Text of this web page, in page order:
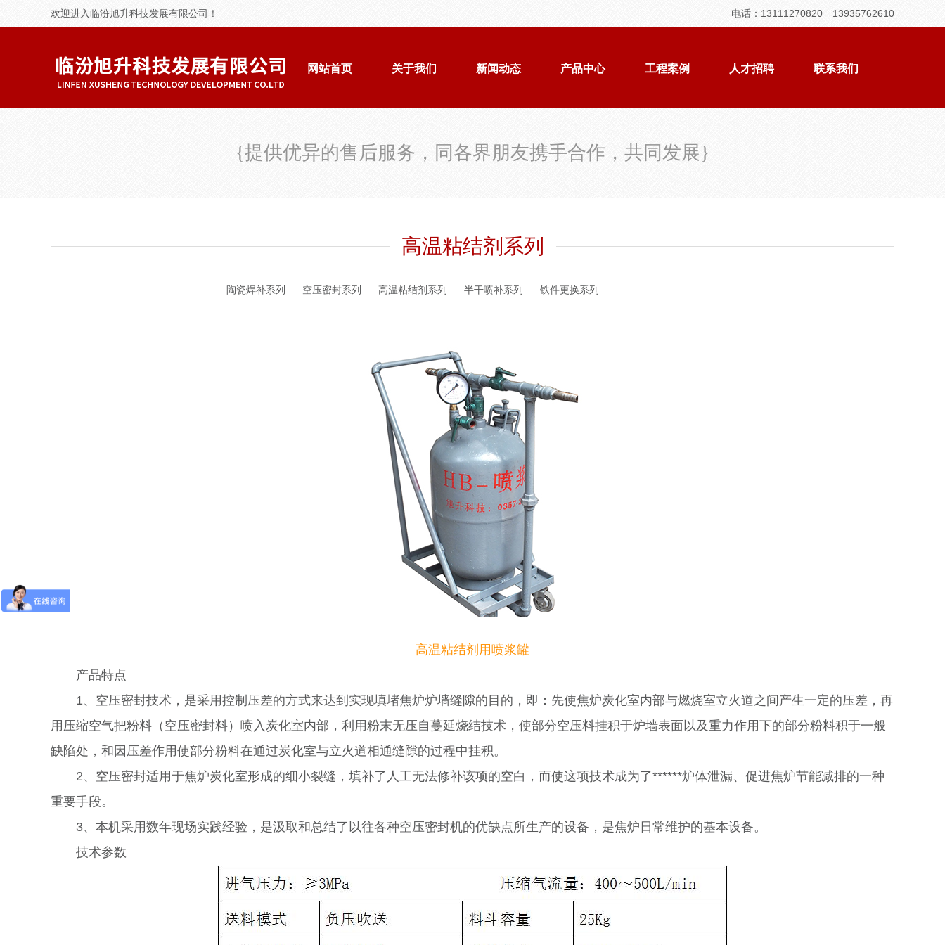
欢迎进入临汾旭升科技发展有限公司！ 电话：13111270820 13935762610
网站首页 关于我们 新闻动态 产品中心 工程案例 人才招聘 联系我们
{提供优异的售后服务，同各界朋友携手合作，共同发展}
高温粘结剂系列
陶瓷焊补系列 空压密封系列 高温粘结剂系列 半干喷补系列 铁件更换系列
高温粘结剂用喷浆罐
产品特点
1、空压密封技术，是采用控制压差的方式来达到实现填堵焦炉炉墙缝隙的目的，即：先使焦炉炭化室内部与燃烧室立火道之间产生一定的压差，再
用压缩空气把粉料（空压密封料）喷入炭化室内部，利用粉末无压自蔓延烧结技术，使部分空压料挂积于炉墙表面以及重力作用下的部分粉料积于一般
缺陷处，和因压差作用使部分粉料在通过炭化室与立火道相通缝隙的过程中挂积。
2、空压密封适用于焦炉炭化室形成的细小裂缝，填补了人工无法修补该项的空白，而使这项技术成为了******炉体泄漏、促进焦炉节能减排的一种
重要手段。
3、本机采用数年现场实践经验，是汲取和总结了以往各种空压密封机的优缺点所生产的设备，是焦炉日常维护的基本设备。
技术参数